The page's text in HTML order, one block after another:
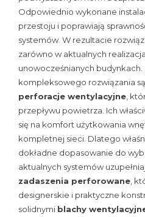
Odpowiednio wykonane
przestoju i poprawiają
systemów. W rezultacie
zarówno w aktualnych
unowocześnianych
kompleksowego rozwiązania są
perforacje wentylacyjne ,
przepływu powietrza. Ich
się na komfort użytkowania
kompletnej sieci. Dlatego
dokładne dopasowanie do
aktualnych systemów
zadaszenia perforowane ,
designerskie i praktyczne
solidnymi blachy